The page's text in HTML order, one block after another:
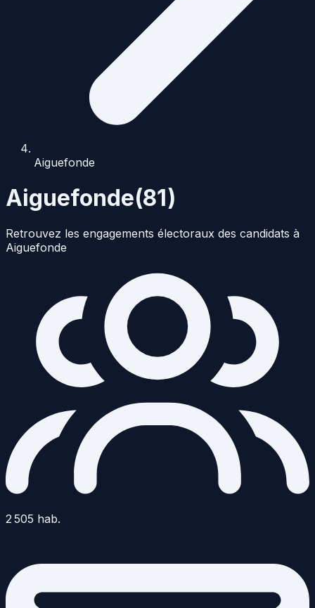
Aiguefonde
Aiguefonde(81)
Retrouvez les engagements électoraux des candidats à
Aiguefonde
2 505 hab.